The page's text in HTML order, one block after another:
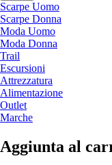
Scarpe Uomo
Scarpe Donna
Moda Uomo
Moda Donna
Trail
Escursioni
Attrezzatura
Alimentazione
Outlet
Marche
Aggiunta al